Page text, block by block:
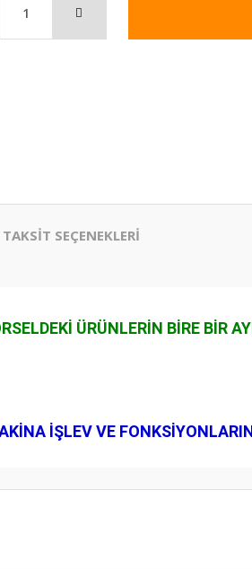
TAKSİT SEÇENEKLERİ
ÜRÜNLERİN BİRE BİR
İŞLEV VE